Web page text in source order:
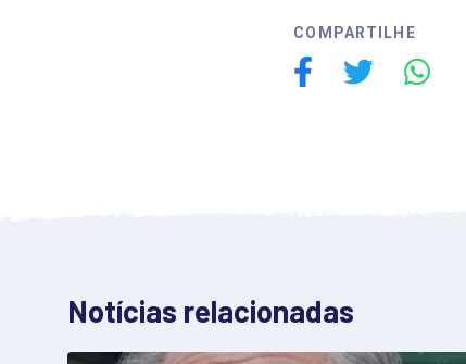
COMPARTILHE
Notícias relacionadas